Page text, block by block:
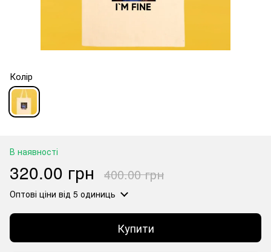
Колір
В наявності
320.00 грн 400.00 грн
Оптові ціни від 5 одиниць
Купити